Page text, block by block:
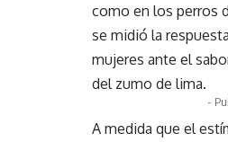
como en los perros
se midió la
mujeres ante el
del zumo de lima.
-
A medida que el